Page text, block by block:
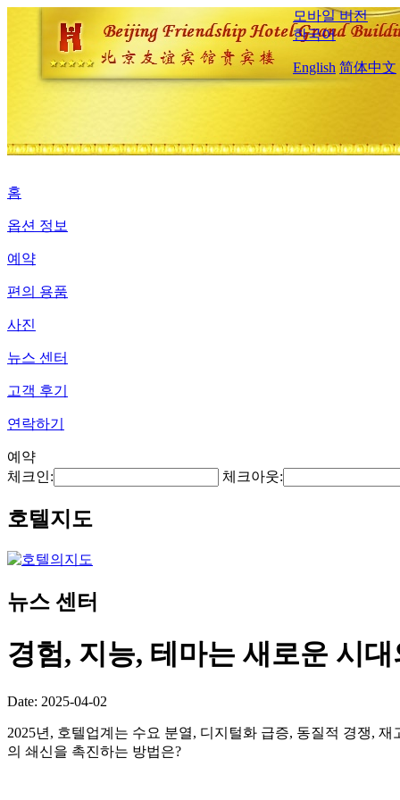
모바일 버전
한국어
English 简体中文
홈
옵션 정보
예약
편의 용품
사진
뉴스 센터
고객 후기
연락하기
예약
체크인:
체크아웃:
호텔지도
뉴스 센터
경험, 지능, 테마는 새로운 시
Date: 2025-04-02
2025년, 호텔업계는 수요 분열, 디지털화 급증, 동질적 경쟁,
의 쇄신을 촉진하는 방법은?